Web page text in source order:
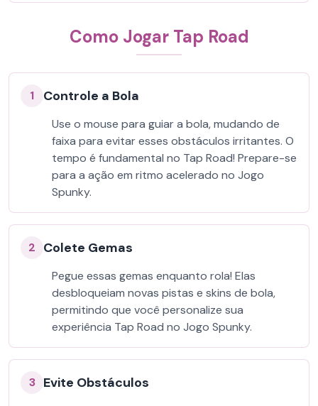
Como Jogar Tap Road
1 Controle a Bola
Use o mouse para guiar a bola, mudando de
faixa para evitar esses obstáculos irritantes. O
tempo é fundamental no Tap Road! Prepare-se
para a ação em ritmo acelerado no Jogo
Spunky.
2 Colete Gemas
Pegue essas gemas enquanto rola! Elas
desbloqueiam novas pistas e skins de bola,
permitindo que você personalize sua
experiência Tap Road no Jogo Spunky.
3 Evite Obstáculos